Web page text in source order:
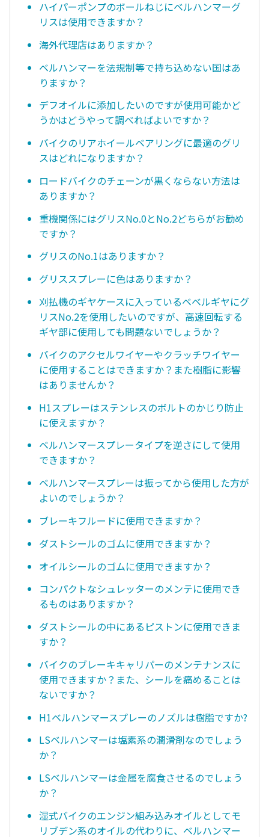
ハイパーポンプのボールねじにベルハンマーグ
リスは使用できますか？
海外代理店はありますか？
ベルハンマーを法規制等で持ち込めない国はあ
りますか？
デフオイルに添加したいのですが使用可能かど
うかはどうやって調べればよいですか？
バイクのリアホイールベアリングに最適のグリ
スはどれになりますか？
ロードバイクのチェーンが黒くならない方法は
ありますか？
重機関係にはグリスNo.0とNo.2どちらがお勧め
ですか？
グリスのNo.1はありますか？
グリススプレーに色はありますか？
刈払機のギヤケースに入っているベベルギヤにグ
リスNo.2を使用したいのですが、高速回転する
ギヤ部に使用しても問題ないでしょうか？
バイクのアクセルワイヤーやクラッチワイヤー
に使用することはできますか？また樹脂に影響
はありませんか？
H1スプレーはステンレスのボルトのかじり防止
に使えますか？
ベルハンマースプレータイプを逆さにして使用
できますか？
ベルハンマースプレーは振ってから使用した方が
よいのでしょうか？
ブレーキフルードに使用できますか？
ダストシールのゴムに使用できますか？
オイルシールのゴムに使用できますか？
コンパクトなシュレッターのメンテに使用でき
るものはありますか？
ダストシールの中にあるピストンに使用できま
すか？
バイクのブレーキキャリパーのメンテナンスに
使用できますか？また、シールを痛めることは
ないですか？
H1ベルハンマースプレーのノズルは樹脂ですか?
LSベルハンマーは塩素系の潤滑剤なのでしょう
か？
LSベルハンマーは金属を腐食させるのでしょう
か？
湿式バイクのエンジン組み込みオイルとしてモ
リブデン系のオイルの代わりに、ベルハンマー